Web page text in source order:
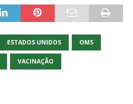
ESTADOS UNIDOS OMS
VACINAÇÃO